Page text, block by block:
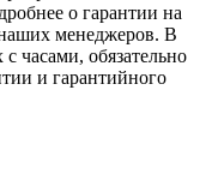
о гарантии на
менеджеров. В
часами, обязательно
и гарантийного